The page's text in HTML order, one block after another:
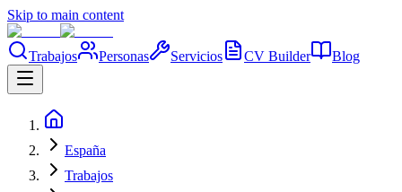
Skip to main content
Trabajos Personas Servicios CV Builder Blog
España
Trabajos